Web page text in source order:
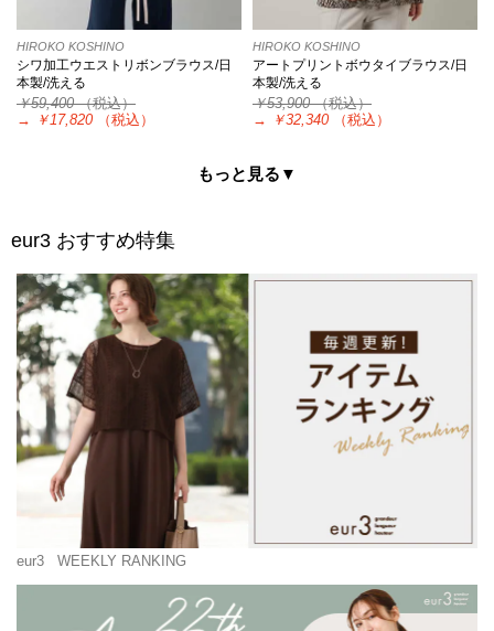
HIROKO KOSHINO
シワ加工ウエストリボンブラウス/日
本製/洗える
￥59,400（税込）
→
￥17,820 （税込）
HIROKO KOSHINO
アートプリントボウタイブラウス/日
本製/洗える
￥53,900（税込）
→
￥32,340 （税込）
もっと見る▼
eur3 おすすめ特集
eur3 WEEKLY RANKING